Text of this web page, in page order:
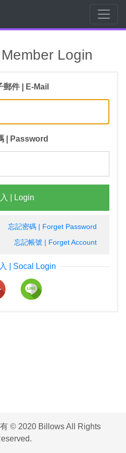
Login
郵件 | E-Mail
| Password
| Login
忘記密碼 | Forget Password
忘記帳號 | Forget Account
| Socal Login
© 2020 Billows All Rights